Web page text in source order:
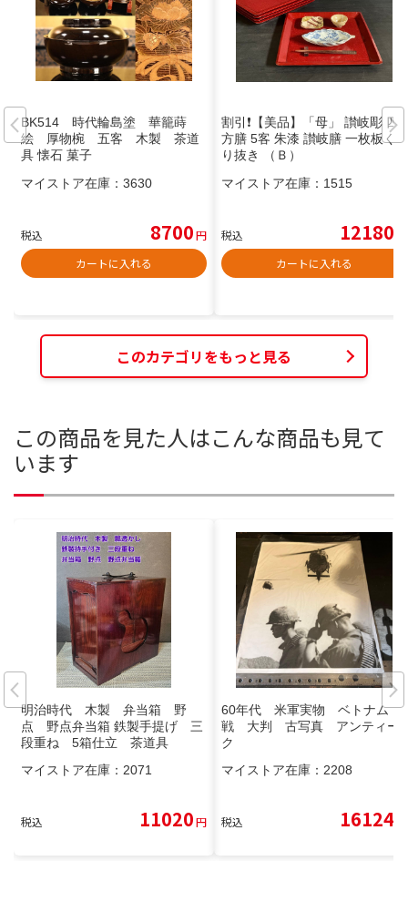
BK514 時代輪島塗 華籠蒔
絵 厚物椀 五客 木製 茶道
具 懐石 菓子
マイストア在庫： 3630
税込 8700円
カートに入れる
割引❗️【美品】「母」 讃岐彫 四
方膳 5客 朱漆 讃岐膳 一枚板く
り抜き （Ｂ）
マイストア在庫： 1515
税込 12180
カートに入れる
このカテゴリをもっと見る
この商品を見た人はこんな商品も見て
います
明治時代 木製 弁当箱 野
点 野点弁当箱 鉄製手提げ 三
段重ね 5箱仕立 茶道具
マイストア在庫： 2071
税込 11020円
60年代 米軍実物 ベトナム
戦 大判 古写真 アンティー
ク
マイストア在庫： 2208
税込 16124